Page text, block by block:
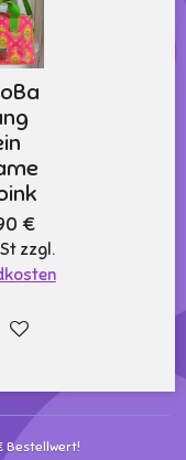
€
zzgl.
Warenkorb
Bestellwert!